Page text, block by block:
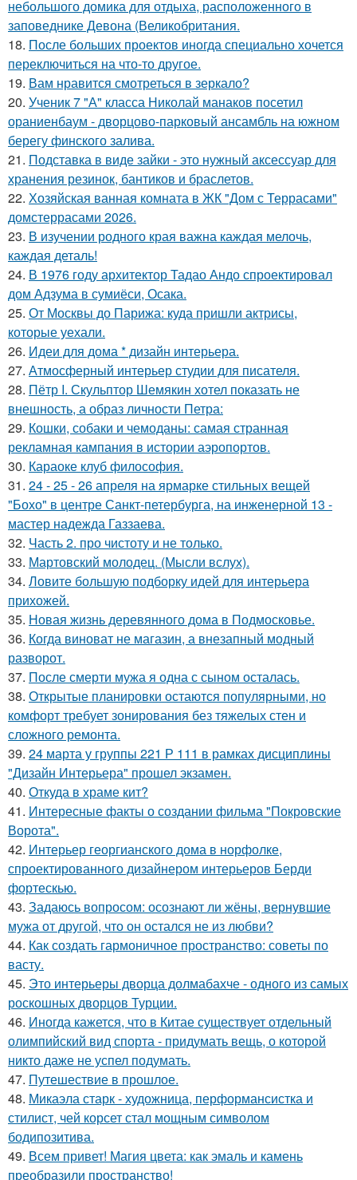
небольшого домика для отдыха, расположенного в
заповеднике Девона (Великобритания.
18. После больших проектов иногда специально хочется
переключиться на что-то другое.
19. Вам нравится смотреться в зеркало?
20. Ученик 7 "А" класса Николай манаков посетил
ораниенбаум - дворцово-парковый ансамбль на южном
берегу финского залива.
21. Подставка в виде зайки - это нужный аксессуар для
хранения резинок, бантиков и браслетов.
22. Хозяйская ванная комната в ЖК "Дом с Террасами"
домстеррасами 2026.
23. В изучении родного края важна каждая мелочь,
каждая деталь!
24. В 1976 году архитектор Тадао Андо спроектировал
дом Адзума в сумиёси, Осака.
25. От Москвы до Парижа: куда пришли актрисы,
которые уехали.
26. Идеи для дома * дизайн интерьера.
27. Атмосферный интерьер студии для писателя.
28. Пётр I. Скульптор Шемякин хотел показать не
внешность, а образ личности Петра:
29. Кошки, собаки и чемоданы: самая странная
рекламная кампания в истории аэропортов.
30. Караоке клуб философия.
31. 24 - 25 - 26 апреля на ярмарке стильных вещей
"Бохо" в центре Санкт-петербурга, на инженерной 13 -
мастер надежда Газзаева.
32. Часть 2. про чистоту и не только.
33. Мартовский молодец. (Мысли вслух).
34. Ловите большую подборку идей для интерьера
прихожей.
35. Новая жизнь деревянного дома в Подмосковье.
36. Когда виноват не магазин, а внезапный модный
разворот.
37. После смерти мужа я одна с сыном осталась.
38. Открытые планировки остаются популярными, но
комфорт требует зонирования без тяжелых стен и
сложного ремонта.
39. 24 марта у группы 221 Р 111 в рамках дисциплины
"Дизайн Интерьера" прошел экзамен.
40. Откуда в храме кит?
41. Интересные факты о создании фильма "Покровские
Ворота".
42. Интерьер георгианского дома в норфолке,
спроектированного дизайнером интерьеров Берди
фортескью.
43. Задаюсь вопросом: осознают ли жёны, вернувшие
мужа от другой, что он остался не из любви?
44. Как создать гармоничное пространство: советы по
васту.
45. Это интерьеры дворца долмабахче - одного из самых
роскошных дворцов Турции.
46. Иногда кажется, что в Китае существует отдельный
олимпийский вид спорта - придумать вещь, о которой
никто даже не успел подумать.
47. Путешествие в прошлое.
48. Микаэла старк - художница, перформансистка и
стилист, чей корсет стал мощным символом
бодипозитива.
49. Всем привет! Магия цвета: как эмаль и камень
преобразили пространство!